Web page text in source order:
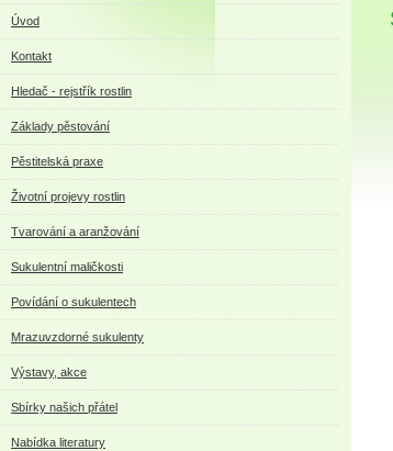
Úvod
Kontakt
Hledač - rejstřík rostlin
Základy pěstování
Pěstitelská praxe
Životní projevy rostlin
Tvarování a aranžování
Sukulentní maličkosti
Povídání o sukulentech
Mrazuvzdorné sukulenty
Výstavy, akce
Sbírky našich přátel
Nabídka literatury